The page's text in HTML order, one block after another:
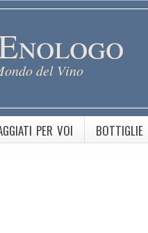
del Vino
PER VOI BOTTIGLIE